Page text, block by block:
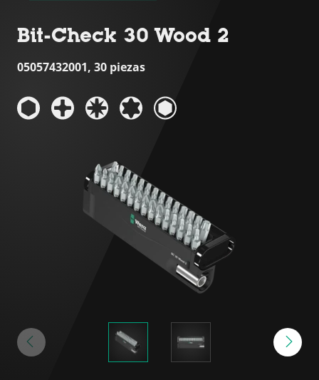
Bit-Check 30 Wood 2
05057432001, 30 piezas